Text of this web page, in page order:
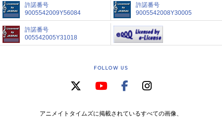
許諾番号
9005542009Y56084
許諾番号
9005542008Y30005
許諾番号
005542005Y31018
FOLLOW US
アニメイトタイムズに掲載されているすべての画像、